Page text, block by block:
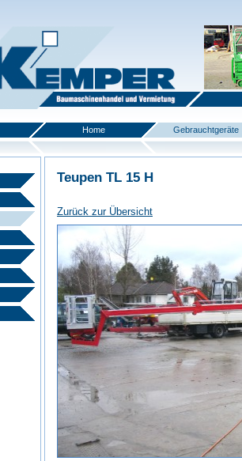
Home Gebrauchtgeräte
Teupen TL 15 H
Zurück zur Übersicht